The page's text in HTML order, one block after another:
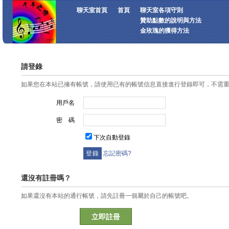
聊天室首頁 首頁
聊天室各項守則
贊助點數的說明與方法
金玫瑰的獲得方法
請登錄
如果您在本站已擁有帳號，請使用已有的帳號信息直接進行登錄即可，不需
用戶名
密 碼
下次自動登錄
忘記密碼?
還沒有註冊嗎？
如果還沒有本站的通行帳號，請先註冊一個屬於自己的帳號吧。
立即註冊